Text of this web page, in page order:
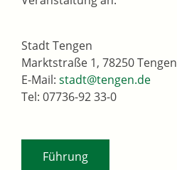
Stadt Tengen
Marktstraße 1, 78250 Tengen
E-Mail: stadt@tengen.de
Tel: 07736-92 33-0
Führung